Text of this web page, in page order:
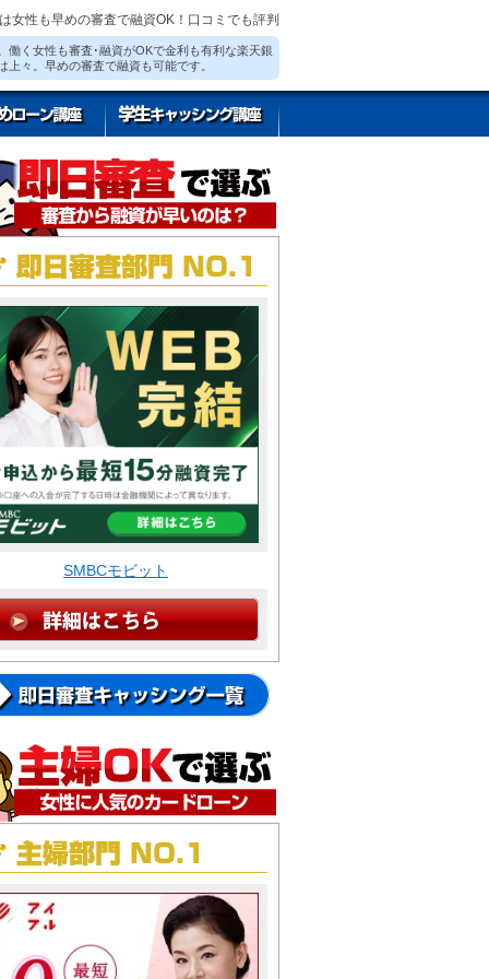
女性も早めの審査で融資OK！口コミでも評判
く女性も審査･融資がOKで金利も有利な楽天銀
々。早めの審査で融資も可能です。
SMBCモビット